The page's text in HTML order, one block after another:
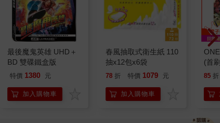
最後魔鬼英雄 UHD＋
BD 雙碟鐵盒版
特價 1380 元
加入購物車
春風抽取式衛生紙 110
抽x12包x6袋
78 折 特價 1079 元
加入購物車
(首
85 折